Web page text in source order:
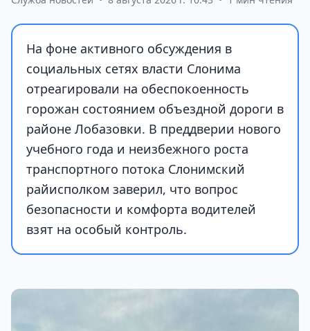
На фоне активного обсуждения в
социальных сетях власти Слонима
отреагировали на обеспокоенность
горожан состоянием объездной дороги в
районе Лобазовки. В преддверии нового
учебного года и неизбежного роста
транспортного потока Слонимский
райисполком заверил, что вопрос
безопасности и комфорта водителей
взят на особый контроль.